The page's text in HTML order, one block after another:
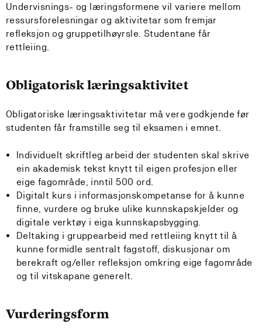
Undervisnings- og læringsformene vil variere mellom
ressursforelesningar og aktivitetar som fremjar
refleksjon og gruppetilhøyrsle. Studentane får
rettleiing.
Obligatorisk læringsaktivitet
Obligatoriske læringsaktivitetar må vere godkjende før
studenten får framstille seg til eksamen i emnet.
Individuelt skriftleg arbeid der studenten skal skrive
ein akademisk tekst knytt til eigen profesjon eller
eige fagområde, inntil 500 ord.
Digitalt kurs i informasjonskompetanse for å kunne
finne, vurdere og bruke ulike kunnskapskjelder og
digitale verktøy i eiga kunnskapsbygging.
Deltaking i gruppearbeid med rettleiing knytt til å
kunne formidle sentralt fagstoff, diskusjonar om
berekraft og/eller refleksjon omkring eige fagområde
og til vitskapane generelt.
Vurderingsform